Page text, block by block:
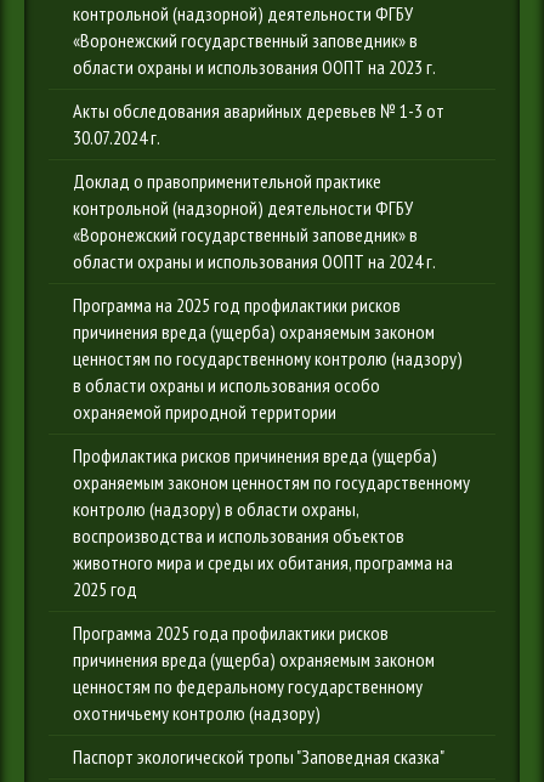
контрольной (надзорной) деятельности ФГБУ
«Воронежский государственный заповедник» в
области охраны и использования ООПТ на 2023 г.
Акты обследования аварийных деревьев № 1-3 от
30.07.2024 г.
Доклад о правоприменительной практике
контрольной (надзорной) деятельности ФГБУ
«Воронежский государственный заповедник» в
области охраны и использования ООПТ на 2024 г.
Программа на 2025 год профилактики рисков
причинения вреда (ущерба) охраняемым законом
ценностям по государственному контролю (надзору)
в области охраны и использования особо
охраняемой природной территории
Профилактика рисков причинения вреда (ущерба)
охраняемым законом ценностям по государственному
контролю (надзору) в области охраны,
воспроизводства и использования объектов
животного мира и среды их обитания, программа на
2025 год
Программа 2025 года профилактики рисков
причинения вреда (ущерба) охраняемым законом
ценностям по федеральному государственному
охотничьему контролю (надзору)
Паспорт экологической тропы "Заповедная сказка"